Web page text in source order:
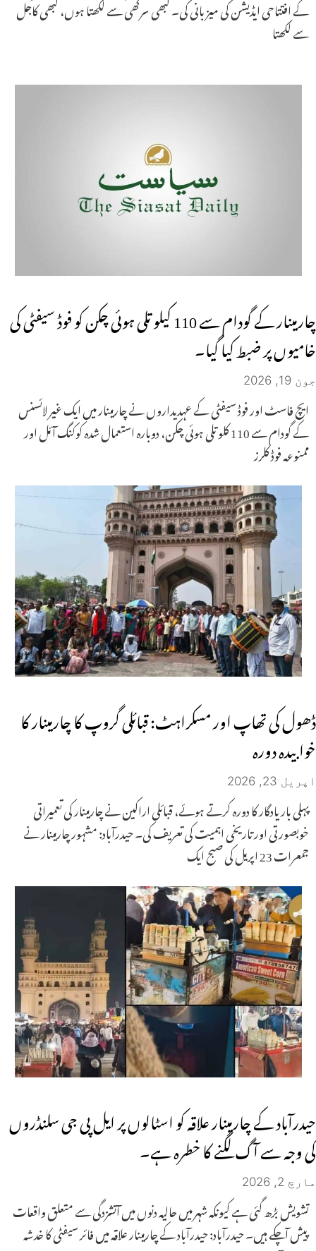
کے افتتاحی ایڈیشن کی میزبانی کی۔ کبھی سرکھی سے لکھتا ہوں، کبھی کاجل
سے لکھتا
چارمینار کے گودام سے 110 کیلو تلی ہوئی چکن کو فوڈ سیفٹی کی
خامیوں پر ضبط کیا گیا۔
جون 19, 2026
ایچ فاسٹ اور فوڈ سیفٹی کے عہدیداروں نے چارمینار میں ایک غیر لائسنس
کے گودام سے 110 کلو تلی ہوئی چکن، دوبارہ استعمال شدہ کوکنگ آئل اور
ممنوعہ فوڈ کلرز
ڈھول کی تھاپ اور مسکراہٹ: قبائلی گروپ کا چارمینار کا
خوابیدہ دورہ
اپریل 23, 2026
پہلی بار یادگار کا دورہ کرتے ہوئے، قبائلی اراکین نے چارمینار کی تعمیراتی
خوبصورتی اور تاریخی اہمیت کی تعریف کی۔ حیدرآباد: مشہور چارمینار نے
جمعرات 23 اپریل کی صبح ایک
حیدرآباد کے چارمینار علاقہ کو اسٹالوں پر ایل پی جی سلنڈروں
کی وجہ سے آگ لگنے کا خطرہ ہے۔
مارچ 2, 2026
تشویش بڑھ گئی ہے کیونکہ شہر میں حالیہ دنوں میں آتشزدگی سے متعلق واقعات
پیش آچکے ہیں۔ حیدرآباد: حیدرآباد کے چارمینار علاقہ میں فائر سیفٹی کا خدشہ